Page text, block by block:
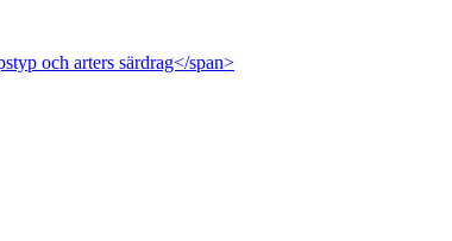
och arters särdrag</span>